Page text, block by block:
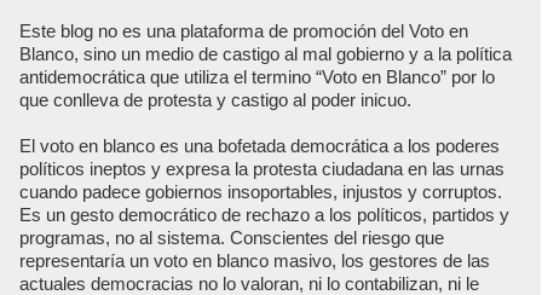
Este blog no es una plataforma de promoción del Voto en
Blanco, sino un medio de castigo al mal gobierno y a la política
antidemocrática que utiliza el termino “Voto en Blanco” por lo
que conlleva de protesta y castigo al poder inicuo.
El voto en blanco es una bofetada democrática a los poderes
políticos ineptos y expresa la protesta ciudadana en las urnas
cuando padece gobiernos insoportables, injustos y corruptos.
Es un gesto democrático de rechazo a los políticos, partidos y
programas, no al sistema. Conscientes del riesgo que
representaría un voto en blanco masivo, los gestores de las
actuales democracias no lo valoran, ni lo contabilizan, ni le